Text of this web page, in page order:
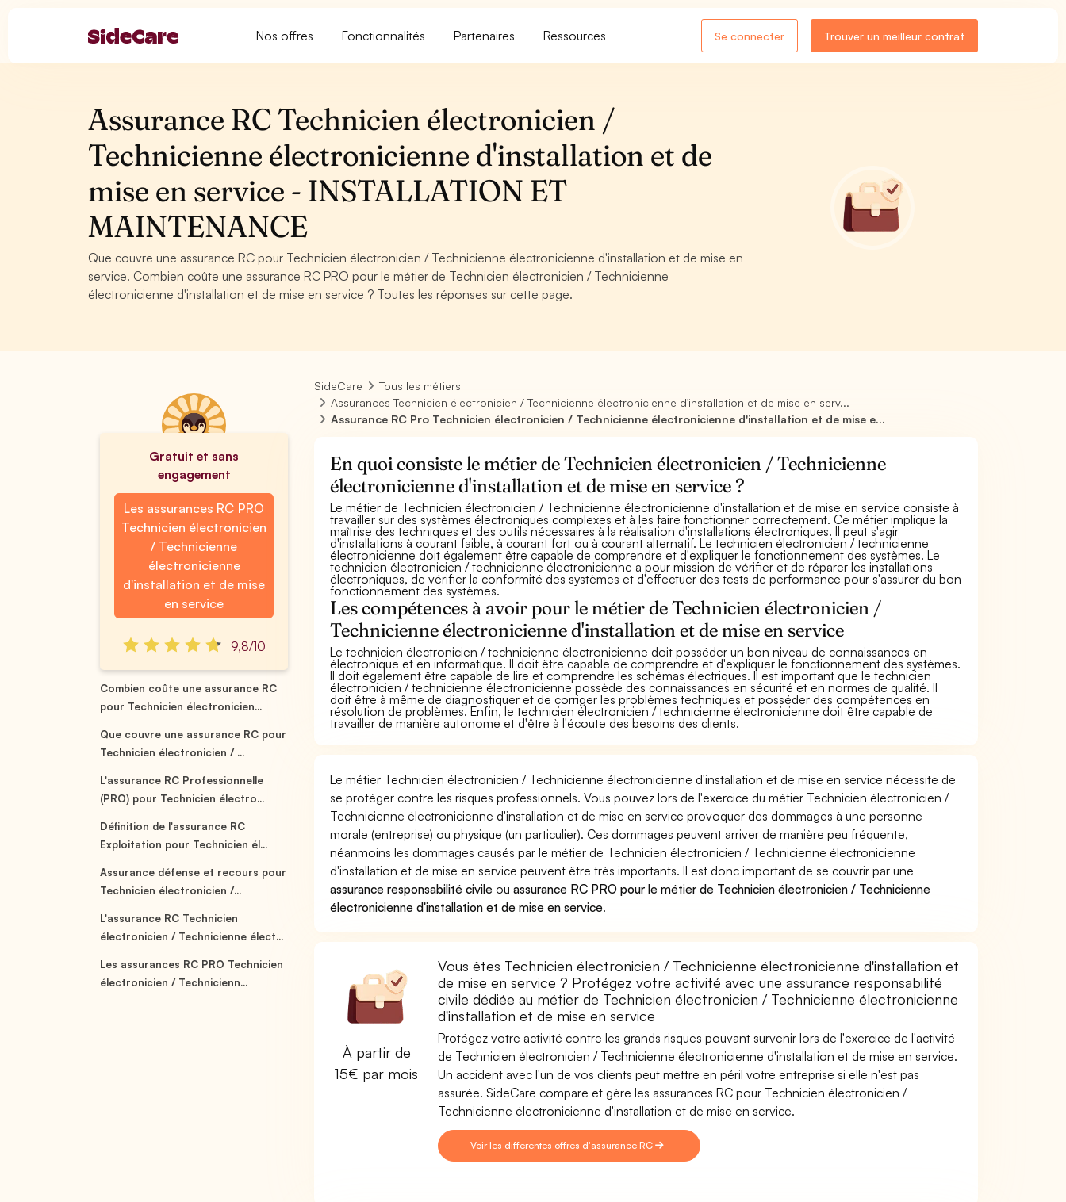
Nos offres Fonctionnalités Partenaires Ressources Se connecter Trouver un meilleur contrat
Assurance RC Technicien électronicien /
Technicienne électronicienne d'installation et de
mise en service - INSTALLATION ET
MAINTENANCE
Que couvre une assurance RC pour Technicien électronicien / Technicienne électronicienne d'installation et de mise en
service. Combien coûte une assurance RC PRO pour le métier de Technicien électronicien / Technicienne
électronicienne d'installation et de mise en service ? Toutes les réponses sur cette page.
Gratuit et sans
engagement
Les assurances RC PRO
Technicien électronicien
/ Technicienne
électronicienne
d'installation et de mise
en service
9,8/10
Combien coûte une assurance RC
pour Technicien électronicien...
Que couvre une assurance RC pour
Technicien électronicien / ...
L'assurance RC Professionnelle
(PRO) pour Technicien électro...
Définition de l'assurance RC
Exploitation pour Technicien él...
Assurance défense et recours pour
Technicien électronicien /...
L'assurance RC Technicien
électronicien / Technicienne élect...
Les assurances RC PRO Technicien
électronicien / Technicienn...
SideCare
Tous les métiers
Assurances Technicien électronicien / Technicienne électronicienne d'installation et de mise en serv...
Assurance RC Pro Technicien électronicien / Technicienne électronicienne d'installation et de mise e...
En quoi consiste le métier de Technicien électronicien / Technicienne
électronicienne d'installation et de mise en service ?
Le métier de Technicien électronicien / Technicienne électronicienne d'installation et de mise en service consiste à
travailler sur des systèmes électroniques complexes et à les faire fonctionner correctement. Ce métier implique la
maîtrise des techniques et des outils nécessaires à la réalisation d'installations électroniques. Il peut s'agir
d'installations à courant faible, à courant fort ou à courant alternatif. Le technicien électronicien / technicienne
électronicienne doit également être capable de comprendre et d'expliquer le fonctionnement des systèmes. Le
technicien électronicien / technicienne électronicienne a pour mission de vérifier et de réparer les installations
électroniques, de vérifier la conformité des systèmes et d'effectuer des tests de performance pour s'assurer du bon
fonctionnement des systèmes.
Les compétences à avoir pour le métier de Technicien électronicien /
Technicienne électronicienne d'installation et de mise en service
Le technicien électronicien / technicienne électronicienne doit posséder un bon niveau de connaissances en
électronique et en informatique. Il doit être capable de comprendre et d'expliquer le fonctionnement des systèmes.
Il doit également être capable de lire et comprendre les schémas électriques. Il est important que le technicien
électronicien / technicienne électronicienne possède des connaissances en sécurité et en normes de qualité. Il
doit être à même de diagnostiquer et de corriger les problèmes techniques et posséder des compétences en
résolution de problèmes. Enfin, le technicien électronicien / technicienne électronicienne doit être capable de
travailler de manière autonome et d'être à l'écoute des besoins des clients.
Le métier Technicien électronicien / Technicienne électronicienne d'installation et de mise en service nécessite de
se protéger contre les risques professionnels. Vous pouvez lors de l'exercice du métier Technicien électronicien /
Technicienne électronicienne d'installation et de mise en service provoquer des dommages à une personne
morale (entreprise) ou physique (un particulier). Ces dommages peuvent arriver de manière peu fréquente,
néanmoins les dommages causés par le métier de Technicien électronicien / Technicienne électronicienne
d'installation et de mise en service peuvent être très importants. Il est donc important de se couvrir par une
assurance responsabilité civile ouassurance RC PRO pour le métier de Technicien électronicien / Technicienne
électronicienne d'installation et de mise en service.
À partir de
15€ par mois
Vous êtes Technicien électronicien / Technicienne électronicienne d'installation et
de mise en service ? Protégez votre activité avec une assurance responsabilité
civile dédiée au métier de Technicien électronicien / Technicienne électronicienne
d'installation et de mise en service
Protégez votre activité contre les grands risques pouvant survenir lors de l'exercice de l'activité
de Technicien électronicien / Technicienne électronicienne d'installation et de mise en service.
Un accident avec l'un de vos clients peut mettre en péril votre entreprise si elle n'est pas
assurée. SideCare compare et gère les assurances RC pour Technicien électronicien /
Technicienne électronicienne d'installation et de mise en service.
Voir les différentes offres d'assurance RC